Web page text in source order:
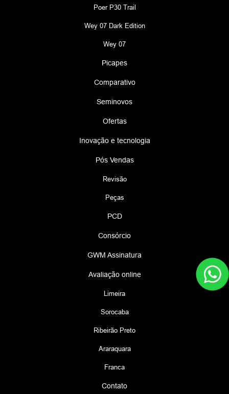
Poer P30 Trail
Wey 07 Dark Edition
Wey 07
Picapes
Comparativo
Seminovos
Ofertas
Inovação e tecnologia
Pós Vendas
Revisão
Peças
PCD
Consórcio
GWM Assinatura
Avaliação online
Limeira
Sorocaba
Ribeirão Preto
Araraquara
Franca
Contato